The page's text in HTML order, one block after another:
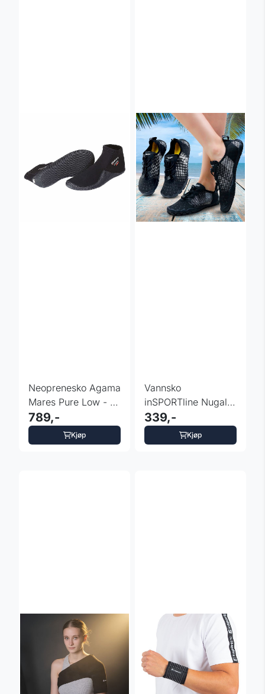
Neoprenesko Agama
Mares Pure Low - 2
mm
789,-
Kjøp
Vannsko
inSPORTline Nugal -
badesko - str. 35-46
339,-
Kjøp